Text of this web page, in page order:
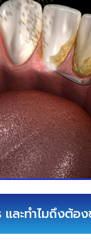
ละทำไมถึงต้อ